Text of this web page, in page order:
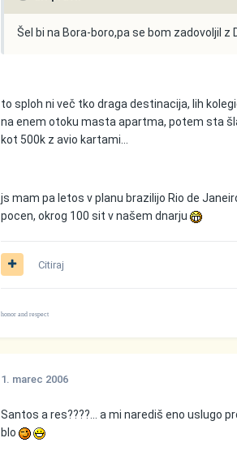
Šel bi na Bora-boro,pa se bom zadovoljil
to sploh ni več tko draga destinacija, lih
na enem otoku masta apartma, potem sta
kot 500k z avio kartami...
js mam pa letos v planu brazilijo Rio de
pocen, okrog 100 sit v našem dnarju
Citiraj
honor and respect
1. marec 2006
Santos a res????... a mi narediš eno uslugo
blo